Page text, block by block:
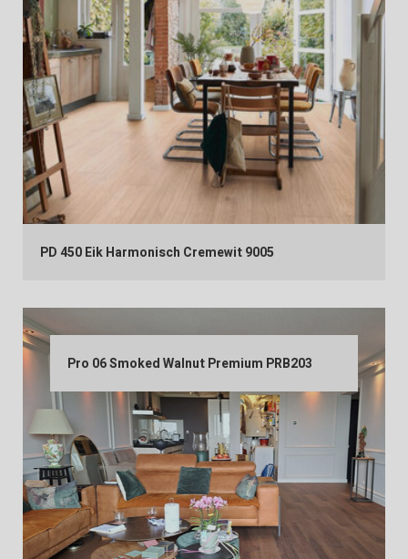
PD 450 Eik Harmonisch Cremewit 9005
Pro 06 Smoked Walnut Premium PRB203